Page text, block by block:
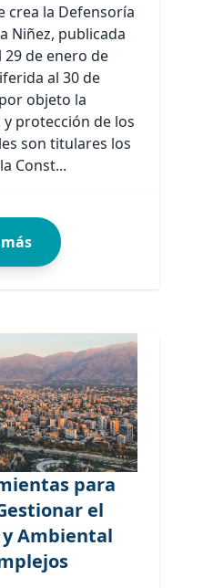
crea la Defensoría
Niñez, publicada
29 de enero de
al 30 de
objeto la
protección de los
son titulares los
Const...
para
el
Ambiental